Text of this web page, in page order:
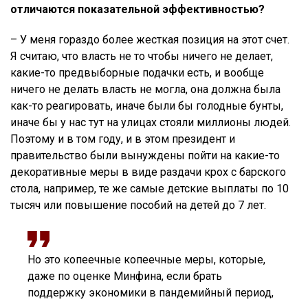
отличаются показательной эффективностью?
– У меня гораздо более жесткая позиция на этот счет.
Я считаю, что власть не то чтобы ничего не делает,
какие-то предвыборные подачки есть, и вообще
ничего не делать власть не могла, она должна была
как-то реагировать, иначе были бы голодные бунты,
иначе бы у нас тут на улицах стояли миллионы людей.
Поэтому и в том году, и в этом президент и
правительство были вынуждены пойти на какие-то
декоративные меры в виде раздачи крох с барского
стола, например, те же самые детские выплаты по 10
тысяч или повышение пособий на детей до 7 лет.
Но это копеечные копеечные меры, которые,
даже по оценке Минфина, если брать
поддержку экономики в пандемийный период,